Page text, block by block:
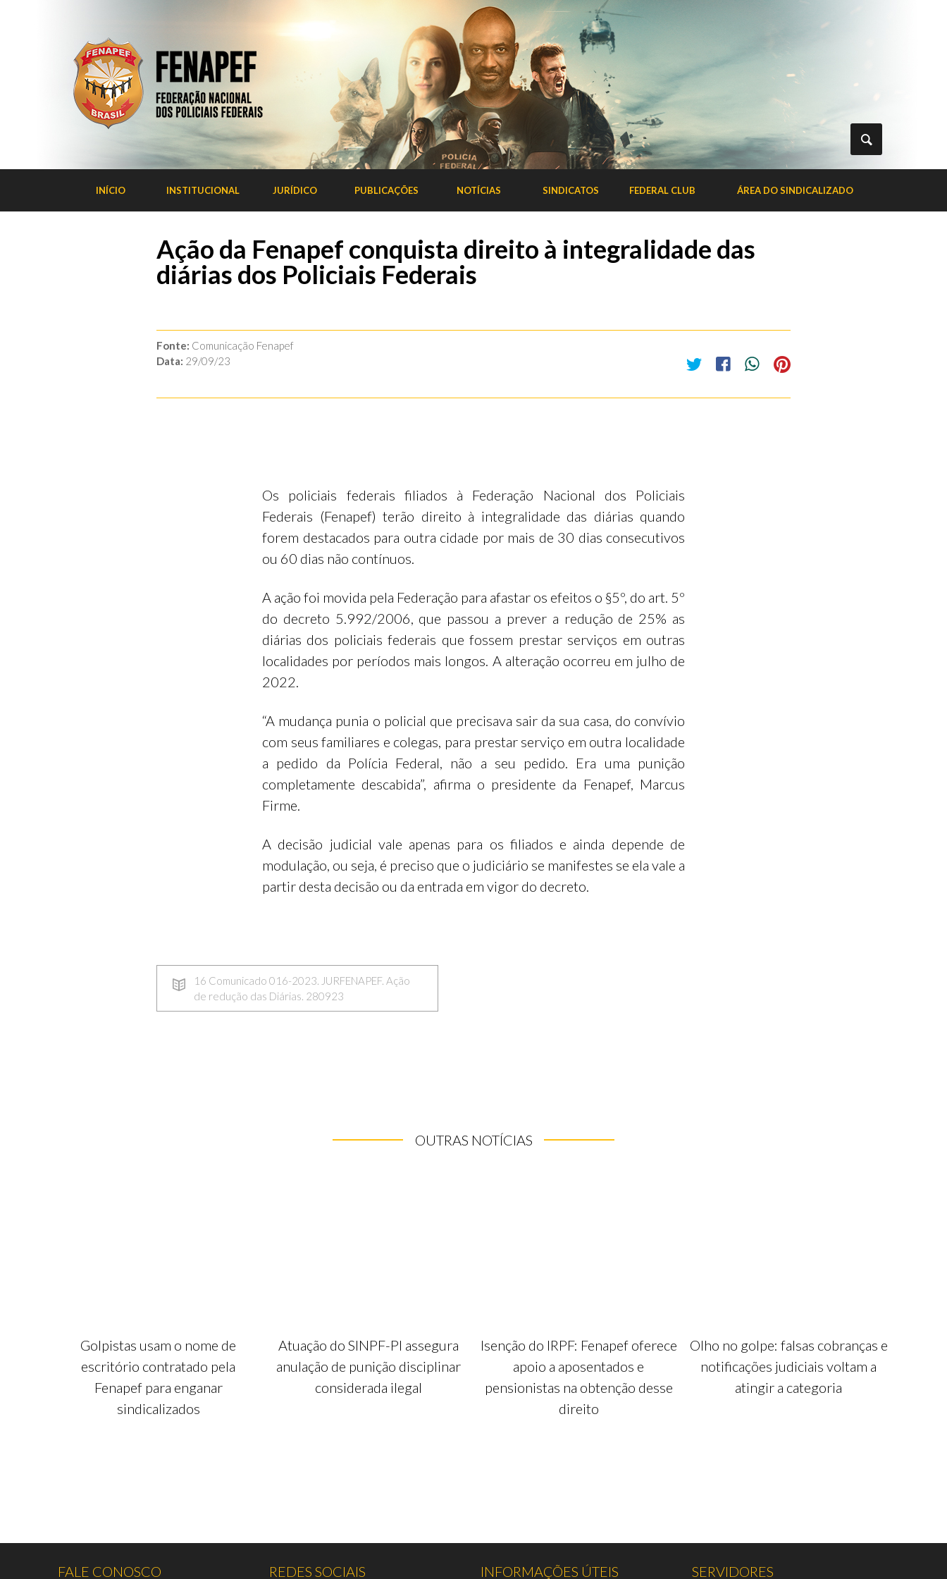
INÍCIO INSTITUCIONAL JURÍDICO PUBLICAÇÕES NOTÍCIAS SINDICATOS FEDERAL CLUB ÁREA DO SINDICALIZADO
Ação da Fenapef conquista direito à integralidade das
diárias dos Policiais Federais
Fonte: Comunicação Fenapef
Data: 29/09/23
Os policiais federais filiados à Federação Nacional dos Policiais
Federais (Fenapef) terão direito à integralidade das diárias quando
forem destacados para outra cidade por mais de 30 dias consecutivos
ou 60 dias não contínuos.
A ação foi movida pela Federação para afastar os efeitos o §5º, do art. 5º
do decreto 5.992/2006, que passou a prever a redução de 25% as
diárias dos policiais federais que fossem prestar serviços em outras
localidades por períodos mais longos. A alteração ocorreu em julho de
2022.
“A mudança punia o policial que precisava sair da sua casa, do convívio
com seus familiares e colegas, para prestar serviço em outra localidade
a pedido da Polícia Federal, não a seu pedido. Era uma punição
completamente descabida”, afirma o presidente da Fenapef, Marcus
Firme.
A decisão judicial vale apenas para os filiados e ainda depende de
modulação, ou seja, é preciso que o judiciário se manifestes se ela vale a
partir desta decisão ou da entrada em vigor do decreto.
16 Comunicado 016-2023. JURFENAPEF. Ação
de redução das Diárias. 280923
OUTRAS NOTÍCIAS
Golpistas usam o nome de
escritório contratado pela
Fenapef para enganar
sindicalizados
Atuação do SINPF-PI assegura
anulação de punição disciplinar
considerada ilegal
Isenção do IRPF: Fenapef oferece
apoio a aposentados e
pensionistas na obtenção desse
direito
Olho no golpe: falsas cobranças e
notificações judiciais voltam a
atingir a categoria
FALE CONOSCO REDES SOCIAIS INFORMAÇÕES ÚTEIS SERVIDORES